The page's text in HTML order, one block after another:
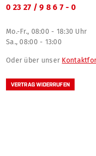
0 23 27 / 9 8 6 7 - 0
Mo.-Fr., 08:00 - 18:30 Uhr
Sa., 08:00 - 13:00
Oder über unser
VERTRAG WIDERRUFEN